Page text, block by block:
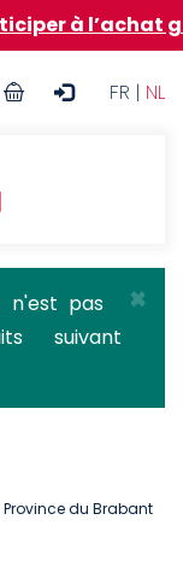
groupé
FR | NL
User
×
n'est pas
suivant
Province du Brabant